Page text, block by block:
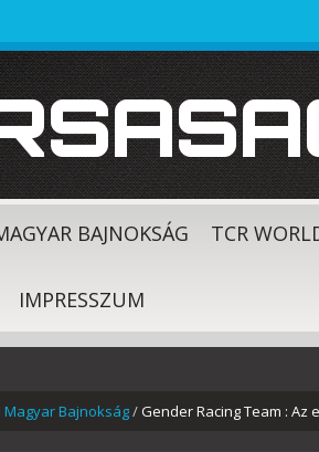
BAJNOKSÁG TCR
IMPRESSZUM
Magyar Bajnokság/Gender Racing Team :